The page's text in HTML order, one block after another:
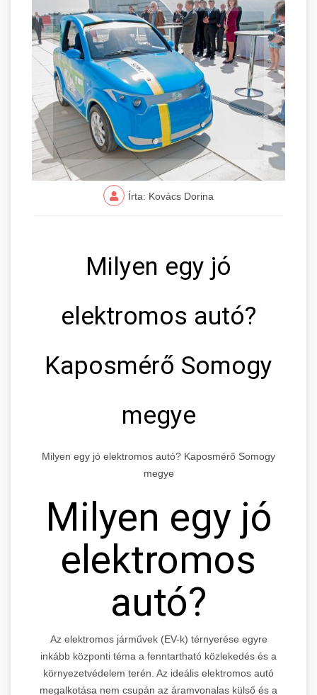
Írta: Kovács Dorina
Milyen egy jó
elektromos autó?
Kaposmérő Somogy
megye
Milyen egy jó elektromos autó? Kaposmérő Somogy
megye
Milyen egy jó
elektromos
autó?
Az elektromos járművek (EV-k) térnyerése egyre
inkább központi téma a fenntartható közlekedés és a
környezetvédelem terén. Az ideális elektromos autó
megalkotása nem csupán az áramvonalas külső és a